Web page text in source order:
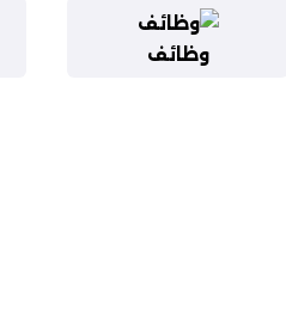
وظائف